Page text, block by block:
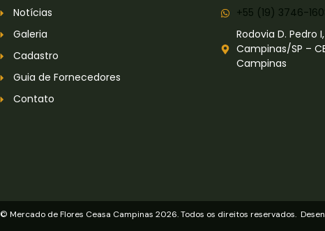
Notícias
Galeria
Cadastro
Guia de Fornecedores
Contato
+55 (19) 3746-
Rodovia D. Pedro
Campinas/SP –
Campinas
© Mercado de Flores Ceasa Campinas 2026. Todos os direitos reservados.